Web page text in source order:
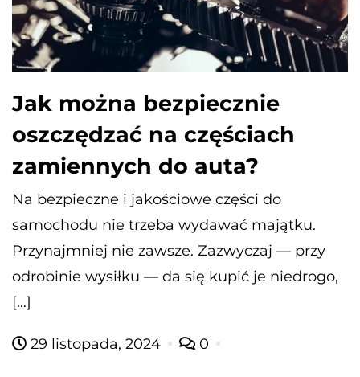
Jak można bezpiecznie
oszczędzać na częściach
zamiennych do auta?
Na bezpieczne i jakościowe części do
samochodu nie trzeba wydawać majątku.
Przynajmniej nie zawsze. Zazwyczaj — przy
odrobinie wysiłku — da się kupić je niedrogo,
[…]
29 listopada, 2024 0